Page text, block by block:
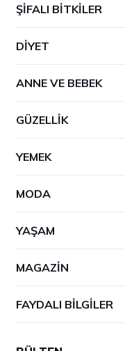
ŞIFALI BITKILER
DIYET
ANNE VE BEBEK
GÜZELLIK
YEMEK
MODA
YAŞAM
MAGAZIN
FAYDALI BILGILER